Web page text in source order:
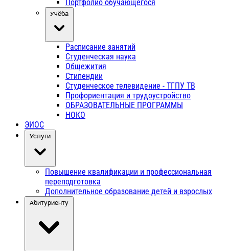
Портфолио обучающегося
Учёба
Расписание занятий
Студенческая наука
Общежития
Стипендии
Студенческое телевидение - ТГПУ ТВ
Профориентация и трудоустройство
ОБРАЗОВАТЕЛЬНЫЕ ПРОГРАММЫ
НОКО
ЭИОС
Услуги
Повышение квалификации и профессиональная
переподготовка
Дополнительное образование детей и взрослых
Абитуриенту